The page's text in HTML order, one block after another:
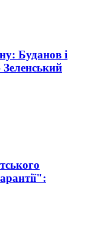
Буданов і